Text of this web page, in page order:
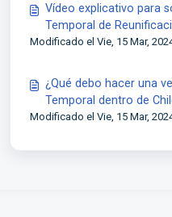
Vídeo explicativo para
Temporal de
Modificado el Vie, 15 Mar,
¿Qué debo hacer una
Temporal dentro de
Modificado el Vie, 15 Mar,